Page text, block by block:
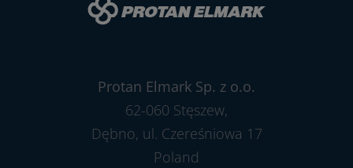
Protan Elmark Sp. z o.o.
62-060 Stęszew,
Dębno, ul. Czereśniowa 17
Poland